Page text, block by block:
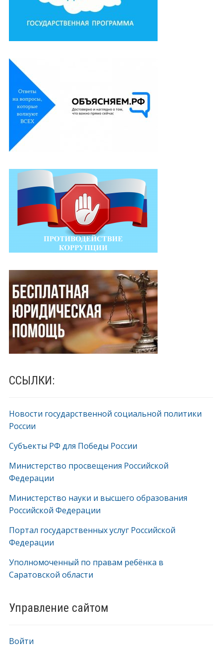
ССЫЛКИ:
Новости государственной социальной политики
России
Субъекты РФ для Победы России
Министерство просвещения Российской
Федерации
Министерство науки и высшего образования
Российской Федерации
Портал государственных услуг Российской
Федерации
Уполномоченный по правам ребёнка в
Саратовской области
Управление сайтом
Войти